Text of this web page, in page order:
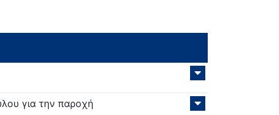
για την παροχή